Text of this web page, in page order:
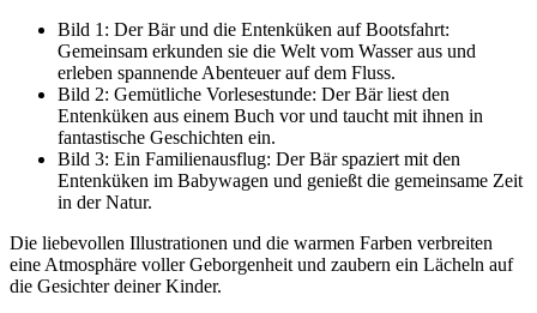
Bild 1: Der Bär und die Entenküken auf Bootsfahrt:
Gemeinsam erkunden sie die Welt vom Wasser aus und
erleben spannende Abenteuer auf dem Fluss.
Bild 2: Gemütliche Vorlesestunde: Der Bär liest den
Entenküken aus einem Buch vor und taucht mit ihnen in
fantastische Geschichten ein.
Bild 3: Ein Familienausflug: Der Bär spaziert mit den
Entenküken im Babywagen und genießt die gemeinsame Zeit
in der Natur.
Die liebevollen Illustrationen und die warmen Farben verbreiten
eine Atmosphäre voller Geborgenheit und zaubern ein Lächeln auf
die Gesichter deiner Kinder.